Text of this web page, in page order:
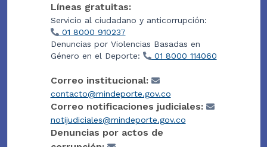
Líneas gratuitas:
Servicio al ciudadano y anticorrupción:
01 8000 910237
Denuncias por Violencias Basadas en
Género en el Deporte:
01 8000 114060
Correo institucional:
contacto@mindeporte.gov.co
Correo notificaciones judiciales:
notijudiciales@mindeporte.gov.co
Denuncias por actos de